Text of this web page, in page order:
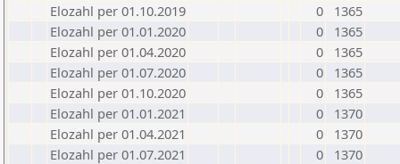
Elozahl per 01.10.2019
0
1365
Elozahl per 01.01.2020
0
1365
Elozahl per 01.04.2020
0
1365
Elozahl per 01.07.2020
0
1365
Elozahl per 01.10.2020
0
1365
Elozahl per 01.01.2021
0
1370
Elozahl per 01.04.2021
0
1370
Elozahl per 01.07.2021
0
1370